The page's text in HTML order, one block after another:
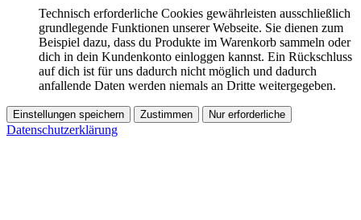
Technisch erforderliche Cookies gewährleisten ausschließlich
grundlegende Funktionen unserer Webseite. Sie dienen zum
Beispiel dazu, dass du Produkte im Warenkorb sammeln oder
dich in dein Kundenkonto einloggen kannst. Ein Rückschluss
auf dich ist für uns dadurch nicht möglich und dadurch
anfallende Daten werden niemals an Dritte weitergegeben.
Einstellungen speichern Zustimmen Nur erforderliche
Datenschutzerklärung